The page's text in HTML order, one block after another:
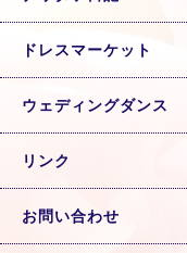
ドレスマーケット
ウェディングダンス
リンク
お問い合わせ